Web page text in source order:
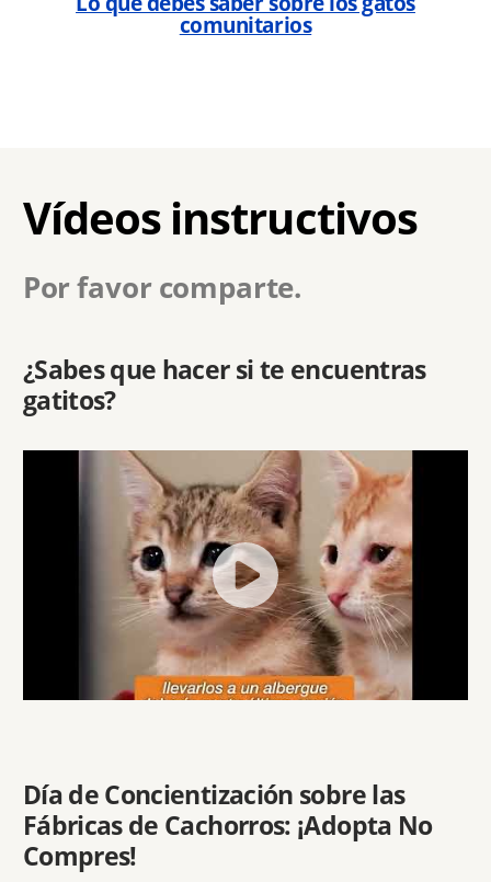
comunitarios
Vídeos instructivos
Por favor comparte.
¿Sabes que hacer si te encuentras
gatitos?
Día de Concientización sobre las
Fábricas de Cachorros: ¡Adopta No
Compres!